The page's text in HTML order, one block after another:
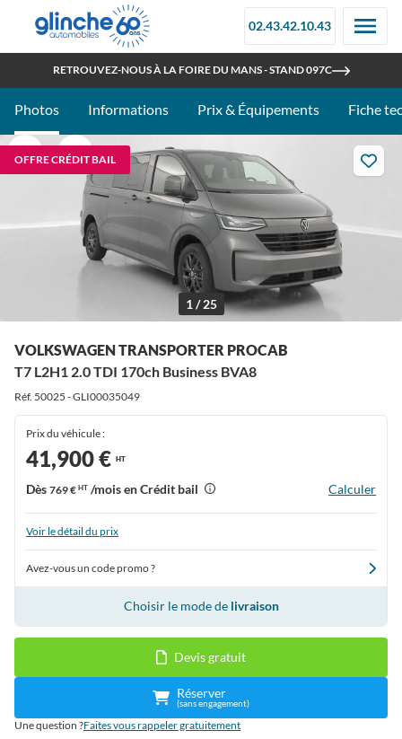
02.43.42.10.43
RETROUVEZ-NOUS À LA FOIRE DU MANS - STAND 097C
OUVERT TOUT L'ÉTÉ
Photos Informations Prix & Équipements Fiche
OFFRE CRÉDIT BAIL
1 / 25
VOLKSWAGEN TRANSPORTER PROCAB
T7 L2H1 2.0 TDI 170ch Business BVA8
Réf. 50025 - GLI00035049
Prix du véhicule :
41,900 € HT
Dès 769 € HT /mois en Crédit bail Calculer
Voir le détail du prix
Avez-vous un code promo ?
Choisir le mode de livraison
Devis gratuit
Réserver
(sans engagement)
Une question ?Faites vous rappeler gratuitement